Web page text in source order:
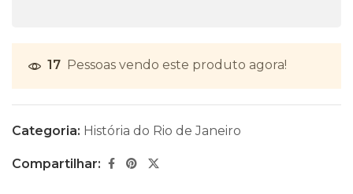
17 Pessoas vendo este produto agora!
Categoria: História do Rio de Janeiro
Compartilhar: